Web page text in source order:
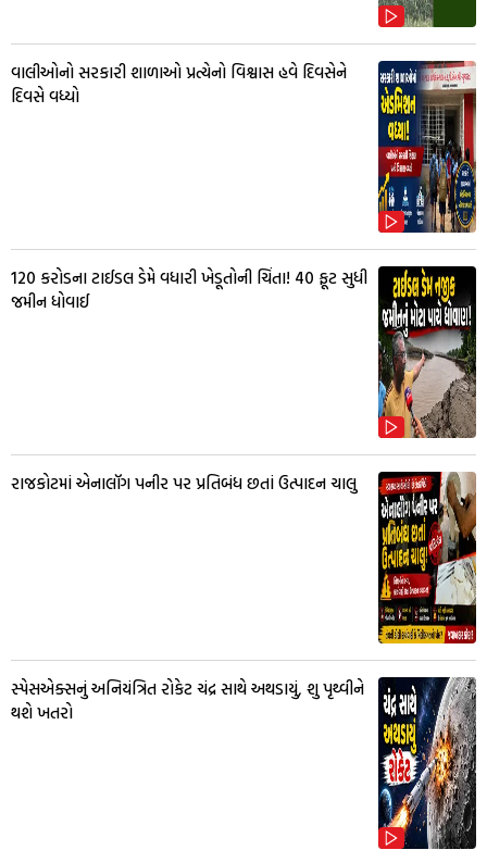
વાલીઓનો સરકારી શાળાઓ પ્રત્યેનો વિશ્વાસ હવે દિવસેને
દિવસે વધ્યો
₹120 કરોડના ટાઈડલ ડેમે વધારી ખેડૂતોની ચિંતા! 40 ફૂટ સુધી
જમીન ધોવાઈ
રાજકોટમાં એનાલૉગ પનીર પર પ્રતિબંધ છતાં ઉત્પાદન ચાલુ
સ્પેસએક્સનું અનિયંત્રિત રોકેટ ચંદ્ર સાથે અથડાયું, શુ પૃથ્વીને
થશે ખતરો